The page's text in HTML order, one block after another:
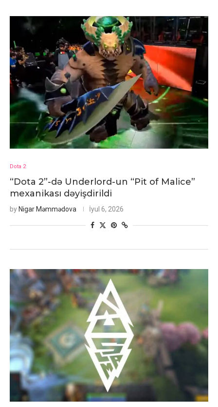
Dota 2
“Dota 2”-də Underlord-un “Pit of Malice”
mexanikası dəyişdirildi
by Nigar Məmmədova İyul 6, 2026